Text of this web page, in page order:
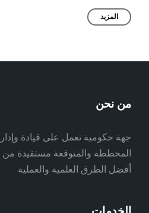
المزيد
من نحن
جهة حكومية تعمل على قيادة
المخططة والمتوقعة مستفيدة
أفضل الطرق العلمية والعملية